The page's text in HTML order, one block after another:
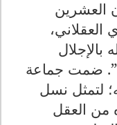
العشرين
العقلاني،
بالإجلال
ضمت جماعة
لتمثل نسل
من العقل